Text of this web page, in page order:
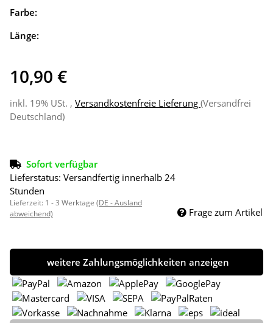
Farbe:
Länge:
10,90 €
inkl. 19% USt. , Versandkostenfreie Lieferung (Versandfrei
Deutschland)
Sofort verfügbar
Lieferstatus: Versandfertig innerhalb 24
Stunden
Lieferzeit: 1 - 3 Werktage (DE - Ausland
abweichend)
Frage zum Artikel
weitere Zahlungsmöglichkeiten anzeigen